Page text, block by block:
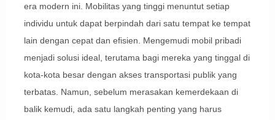
era modern ini. Mobilitas yang tinggi menuntut setiap
individu untuk dapat berpindah dari satu tempat ke tempat
lain dengan cepat dan efisien. Mengemudi mobil pribadi
menjadi solusi ideal, terutama bagi mereka yang tinggal di
kota-kota besar dengan akses transportasi publik yang
terbatas. Namun, sebelum merasakan kemerdekaan di
balik kemudi, ada satu langkah penting yang harus